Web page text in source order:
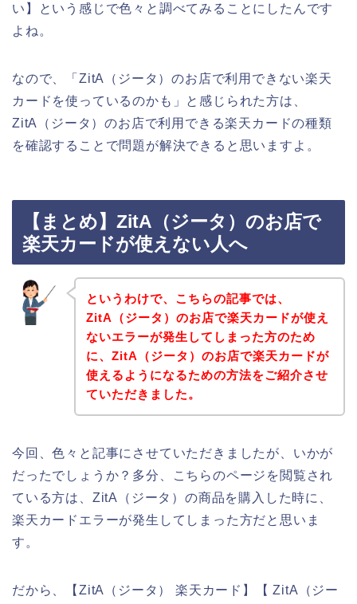
い】という感じで色々と調べてみることにしたんです
よね。
なので、「ZitA（ジータ）のお店で利用できない楽天
カードを使っているのかも」と感じられた方は、
ZitA（ジータ）のお店で利用できる楽天カードの種類
を確認することで問題が解決できると思いますよ。
【まとめ】ZitA（ジータ）のお店で
楽天カードが使えない人へ
というわけで、こちらの記事では、
ZitA（ジータ）のお店で楽天カードが使え
ないエラーが発生してしまった方のため
に、ZitA（ジータ）のお店で楽天カードが
使えるようになるための方法をご紹介させ
ていただきました。
今回、色々と記事にさせていただきましたが、いかが
だったでしょうか？多分、こちらのページを閲覧され
ている方は、ZitA（ジータ）の商品を購入した時に、
楽天カードエラーが発生してしまった方だと思いま
す。
だから、【ZitA（ジータ） 楽天カード】【 ZitA（ジー